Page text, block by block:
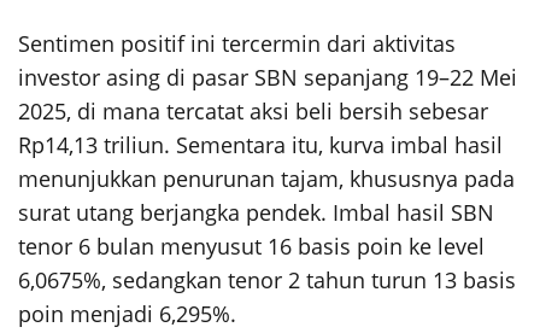
Sentimen positif ini tercermin dari aktivitas
investor asing di pasar SBN sepanjang 19–22 Mei
2025, di mana tercatat aksi beli bersih sebesar
Rp14,13 triliun. Sementara itu, kurva imbal hasil
menunjukkan penurunan tajam, khususnya pada
surat utang berjangka pendek. Imbal hasil SBN
tenor 6 bulan menyusut 16 basis poin ke level
6,0675%, sedangkan tenor 2 tahun turun 13 basis
poin menjadi 6,295%.